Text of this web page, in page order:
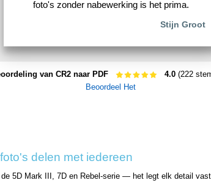
foto's zonder nabewerking is het prima.
Stijn Groot
van CR2 naar PDF 4.0(222
Beoordeel Het
delen met iedereen
5D Mark III, 7D en Rebel-serie — het legt elk detail